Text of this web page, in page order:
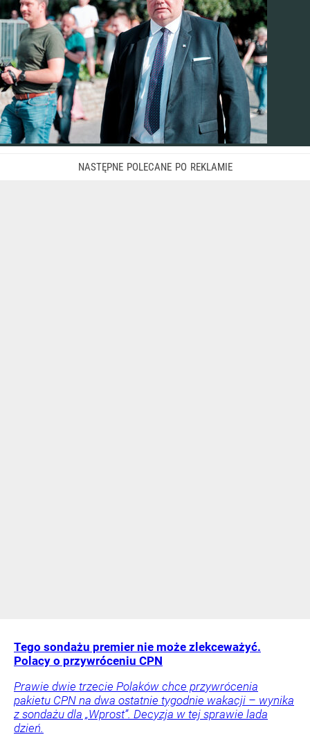
Tego sondażu premier nie może zlekceważyć.
Polacy o przywróceniu CPN
Prawie dwie trzecie Polaków chce przywrócenia
pakietu CPN na dwa ostatnie tygodnie wakacji – wynika
z sondażu dla „Wprost”. Decyzja w tej sprawie lada
dzień.